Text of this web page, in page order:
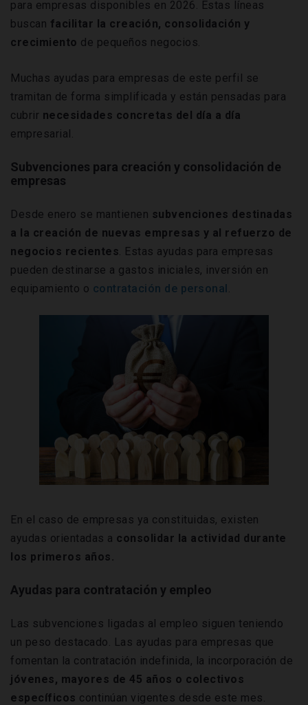
para empresas disponibles en 2026. Estas líneas
buscan facilitar la creación, consolidación y
crecimiento de pequeños negocios.
Muchas ayudas para empresas de este perfil se
tramitan de forma simplificada y están pensadas para
cubrir necesidades concretas del día a día
empresarial.
Subvenciones para creación y consolidación de
empresas
Desde enero se mantienen subvenciones destinadas
a la creación de nuevas empresas y al refuerzo de
negocios recientes. Estas ayudas para empresas
pueden destinarse a gastos iniciales, inversión en
equipamiento o contratación de personal.
En el caso de empresas ya constituidas, existen
ayudas orientadas a consolidar la actividad durante
los primeros años.
Ayudas para contratación y empleo
Las subvenciones ligadas al empleo siguen teniendo
un peso destacado. Las ayudas para empresas que
fomentan la contratación indefinida, la incorporación de
jóvenes, mayores de 45 años o colectivos
específicos continúan vigentes desde este mes.